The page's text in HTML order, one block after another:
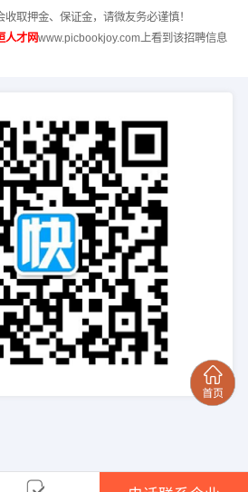
取押金、保证金，请微友务必谨慎！
人才网www.picbookjoy.com上看到该招聘信息